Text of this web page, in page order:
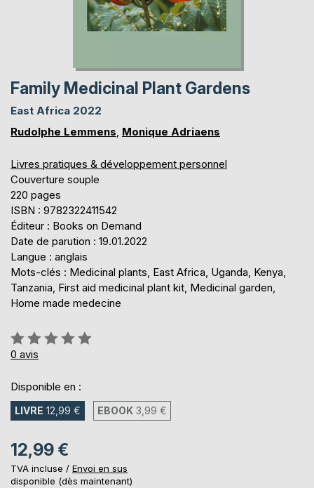
Family Medicinal Plant Gardens
East Africa 2022
Rudolphe Lemmens, Monique Adriaens
Livres pratiques & développement personnel
Couverture souple
220 pages
ISBN : 9782322411542
Éditeur : Books on Demand
Date de parution : 19.01.2022
Langue : anglais
Mots-clés : Medicinal plants, East Africa, Uganda, Kenya,
Tanzania, First aid medicinal plant kit, Medicinal garden,
Home made medecine
Évaluation:
0%
0 avis
Disponible en :
LIVRE 12,99 € EBOOK 3,99 €
12,99 €
TVA incluse / Envoi en sus
disponible (dès maintenant)